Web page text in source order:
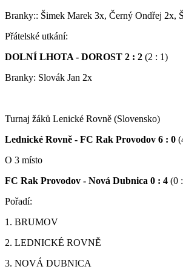
Branky:: Šimek Marek 3x, Černý Ondřej 2x,
Přátelské utkání:
DOLNÍ LHOTA - DOROST 2 : 2 (2 : 1)
Branky: Slovák Jan 2x
Turnaj žáků Lenické Rovně (Slovensko)
Lednické Rovně - FC Rak Provodov 6 : 0
O 3 místo
FC Rak Provodov - Nová Dubnica 0 : 4 (0
Pořadí:
1. BRUMOV
2. LEDNICKÉ ROVNĚ
3. NOVÁ DUBNICA